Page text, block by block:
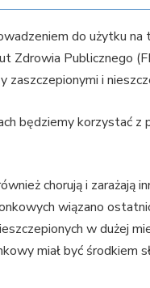
do użytku
Zdrowia Publicznego
zaszczepionymi i
będziemy korzystać
chorują i zarażają
wiązano
w dużej
miał być środkiem